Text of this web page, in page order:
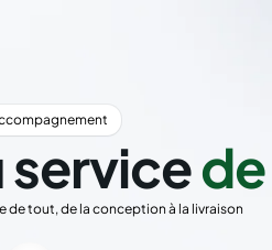
de tout, de la conception à la livraison